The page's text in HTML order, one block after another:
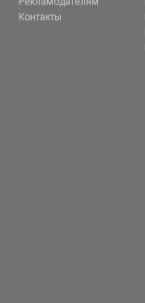
Контакты